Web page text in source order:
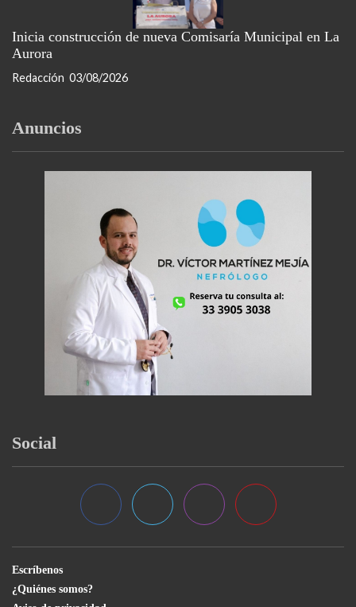
Inicia construcción de nueva Comisaría Municipal en La
Aurora
Redacción 03/08/2026
Anuncios
Social
Escríbenos
¿Quiénes somos?